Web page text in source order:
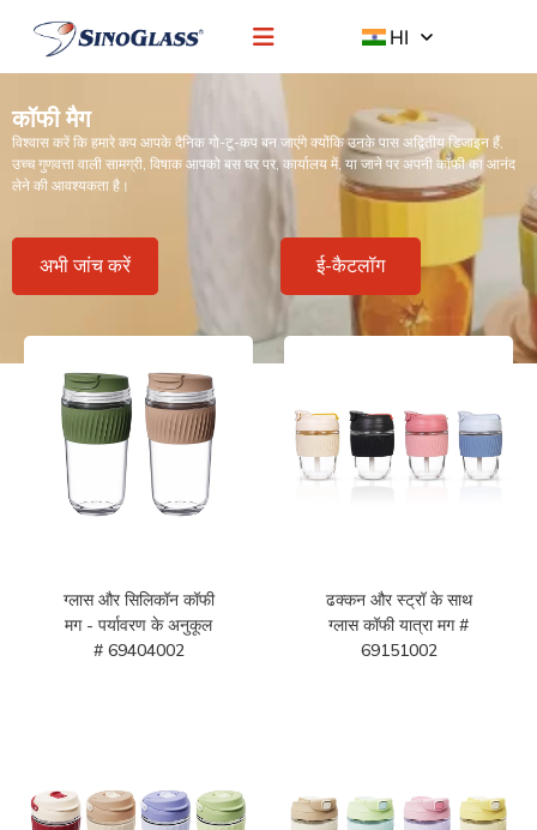
HI
कॉफी मैग
विश्वास करें कि हमारे कप आपके दैनिक गो-टू-कप बन जाएंगे क्योंकि उनके पास अद्वितीय डिजाइन हैं,
उच्च गुणवत्ता वाली सामग्री, विषाक आपको बस घर पर, कार्यालय में, या जाने पर अपनी कॉफी का आनंद
लेने की आवश्यकता है।
अभी जांच करें ई-कैटलॉग
ग्लास और सिलिकॉन कॉफी
मग - पर्यावरण के अनुकूल
# 69404002
ढक्कन और स्ट्रॉ के साथ
ग्लास कॉफी यात्रा मग #
69151002